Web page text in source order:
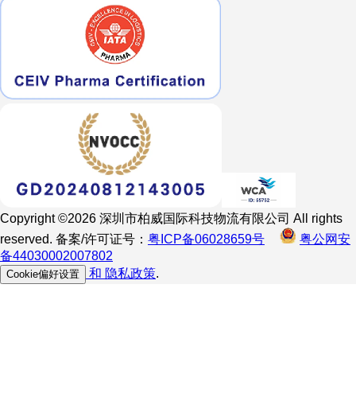
Copyright ©2026 深圳市柏威国际科技物流有限公司 All rights
reserved. 备案/许可证号： 粤ICP备06028659号
粤公网安
备44030002007802
Cookie偏好设置 和 隐私政策.